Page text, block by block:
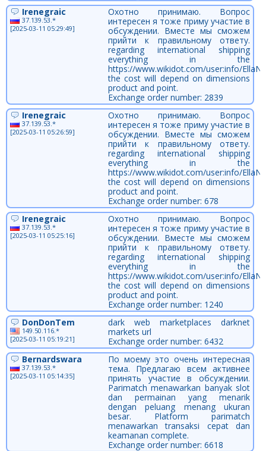
Irenegraic
37.139.53.*
[2025-03-11 05:29:49]
Охотно принимаю. Вопрос
интересен я тоже приму участие в
обсуждении. Вместе мы сможем
прийти к правильному ответу.
regarding international shipping
everything in the
https://www.wikidot.com/user:info/
the cost will depend on dimensions
product and point.
Exchange order number: 2839
Irenegraic
37.139.53.*
[2025-03-11 05:26:59]
Охотно принимаю. Вопрос
интересен я тоже приму участие в
обсуждении. Вместе мы сможем
прийти к правильному ответу.
regarding international shipping
everything in the
https://www.wikidot.com/user:info/
the cost will depend on dimensions
product and point.
Exchange order number: 678
Irenegraic
37.139.53.*
[2025-03-11 05:25:16]
Охотно принимаю. Вопрос
интересен я тоже приму участие в
обсуждении. Вместе мы сможем
прийти к правильному ответу.
regarding international shipping
everything in the
https://www.wikidot.com/user:info/
the cost will depend on dimensions
product and point.
Exchange order number: 1240
DonDonTem
149.50.116.*
[2025-03-11 05:19:21]
dark web marketplaces darknet
markets url
Exchange order number: 6432
Bernardswara
37.139.53.*
[2025-03-11 05:14:35]
По моему это очень интересная
тема. Предлагаю всем активнее
принять участие в обсуждении.
Parimatch menawarkan banyak slot
dan permainan yang menarik
dengan peluang menang ukuran
besar. Platform parimatch
menawarkan transaksi cepat dan
keamanan complete.
Exchange order number: 6618